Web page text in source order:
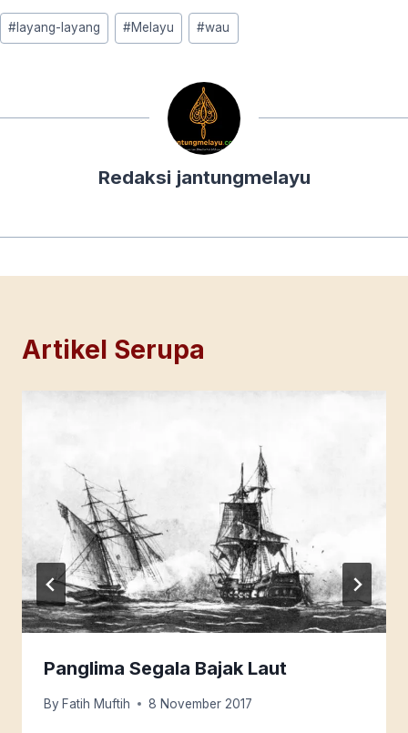
Post
Tags:
#layang-layang #Melayu #wau
Redaksi jantungmelayu
Artikel Serupa
Panglima Segala Bajak Laut
By Fatih Muftih 8 November 2017